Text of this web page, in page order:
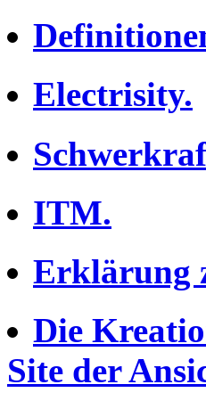
Electrisity.
ITM.
Erklärung
Die
Site der